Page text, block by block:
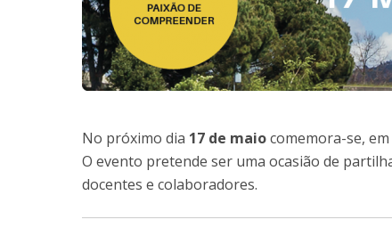
No próximo dia 17 de maiocomemora-se,
O evento pretende ser uma ocasião de
docentes e colaboradores.